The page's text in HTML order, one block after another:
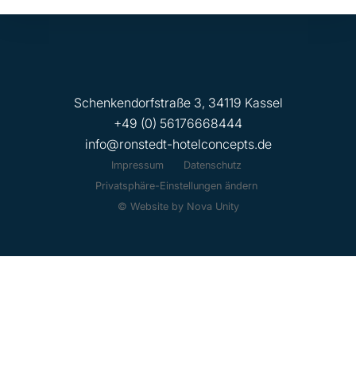
Schenkendorfstraße 3, 34119 Kassel
+49 (0) 56176668444
info@ronstedt-hotelconcepts.de
Impressum
Datenschutz
Privatsphäre-Einstellungen ändern
© Website by Nova Unity